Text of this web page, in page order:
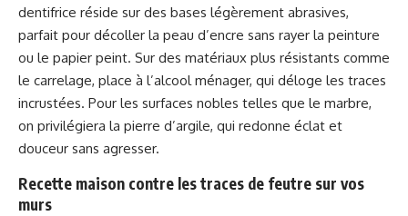
dentifrice réside sur des bases légèrement abrasives,
parfait pour décoller la peau d’encre sans rayer la peinture
ou le papier peint. Sur des matériaux plus résistants comme
le carrelage, place à l’alcool ménager, qui déloge les traces
incrustées. Pour les surfaces nobles telles que le marbre,
on privilégiera la pierre d’argile, qui redonne éclat et
douceur sans agresser.
Recette maison contre les traces de feutre sur vos
murs